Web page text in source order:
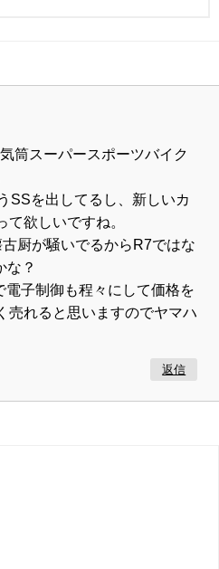
筒スーパースポーツバイク
SSを出してるし、新しいカ
て欲しいですね。
厨が騒いでるからR7ではな
な？
電子制御も程々にして価格を
売れると思いますのでヤマハ
返信